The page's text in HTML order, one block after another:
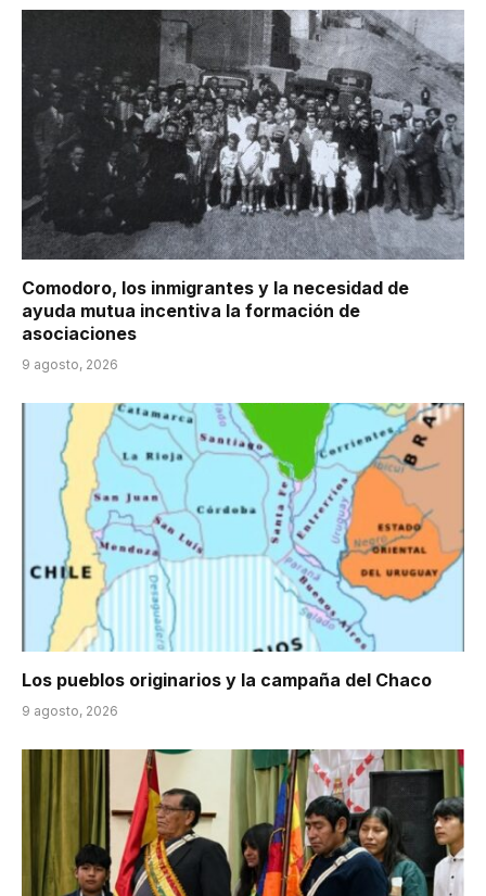
Comodoro, los inmigrantes y la necesidad de
ayuda mutua incentiva la formación de
asociaciones
9 agosto, 2026
Los pueblos originarios y la campaña del Chaco
9 agosto, 2026